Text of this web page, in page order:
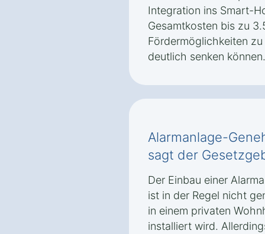
Integration ins Smart-
Gesamtkosten bis zu
Fördermöglichkeiten
deutlich senken können.
Alarmanlage-
sagt der
Der Einbau einer
ist in der Regel nicht
in einem privaten
installiert wird.